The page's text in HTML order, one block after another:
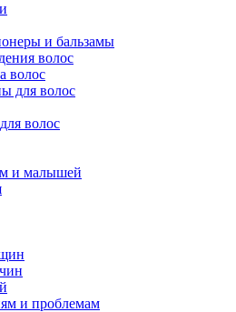
и бальзамы
волос
волос
для волос
волос
и малышей
и проблемам